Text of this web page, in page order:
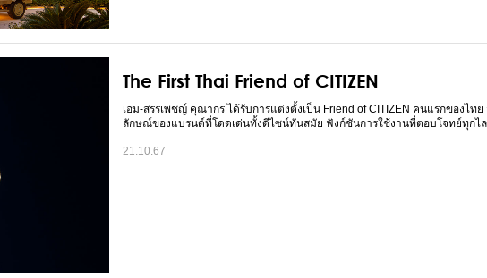
The First Thai Friend of CITIZEN
เอม-สรรเพชญ์ คุณากร ได้รับการแต่งตั้งเป็น Friend of CITIZEN คนแรกของไท
ลักษณ์ของแบรนด์ที่โดดเด่นทั้งดีไซน์ทันสมัย ฟังก์ชันการใช้งานที่ตอบโจทย์ทุกไล
21.10.67